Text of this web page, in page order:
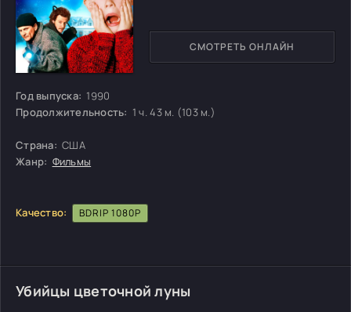
Год выпуска: 1990
Продолжительность: 1 ч. 43 м. (103 м.)
Страна: США
Жанр: Фильмы
Качество: BDRIP 1080P
СМОТРЕТЬ ОНЛАЙН
Убийцы цветочной луны